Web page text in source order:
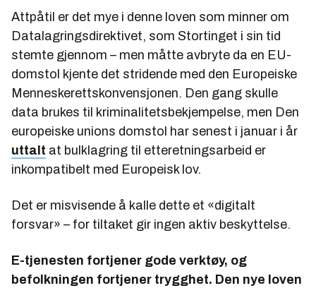
Attpåtil er det mye i denne loven som minner om
Datalagringsdirektivet, som Stortinget i sin tid
stemte gjennom – men måtte avbryte da en EU-
domstol kjente det stridende med den Europeiske
Menneskerettskonvensjonen. Den gang skulle
data brukes til kriminalitetsbekjempelse, men Den
europeiske unions domstol har senest i januar i år
uttalt at bulklagring til etteretningsarbeid er
inkompatibelt med Europeisk lov.
Det er misvisende å kalle dette et «digitalt
forsvar» – for tiltaket gir ingen aktiv beskyttelse.
E-tjenesten fortjener gode verktøy, og
befolkningen fortjener trygghet. Den nye loven